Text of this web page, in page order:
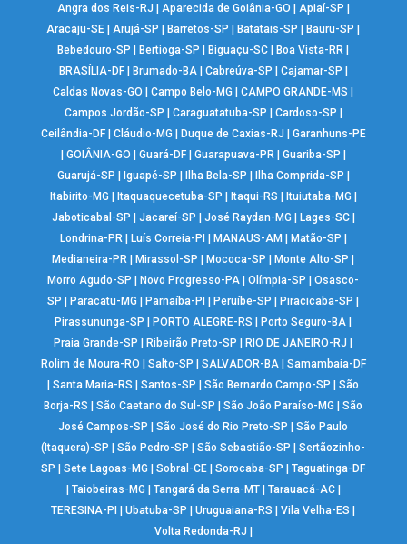
Angra dos Reis-RJ | Aparecida de Goiânia-GO | Apiaí-SP |
Aracaju-SE | Arujá-SP |Barretos-SP |Batatais-SP |Bauru-SP |
Bebedouro-SP |Bertioga-SP |Biguaçu-SC |Boa Vista-RR |
BRASÍLIA-DF| Brumado-BA| Cabreúva-SP | Cajamar-SP |
Caldas Novas-GO |Campo Belo-MG |CAMPO GRANDE-MS |
Campos Jordão-SP | Caraguatatuba-SP | Cardoso-SP |
Ceilândia-DF| Cláudio-MG | Duque de Caxias-RJ | Garanhuns-PE
| GOIÂNIA-GO | Guará-DF| Guarapuava-PR | Guariba-SP |
Guarujá-SP | Iguapé-SP | Ilha Bela-SP | Ilha Comprida-SP |
Itabirito-MG | Itaquaquecetuba-SP | Itaqui-RS | Ituiutaba-MG |
Jaboticabal-SP | Jacareí-SP | José Raydan-MG | Lages-SC|
Londrina-PR | Luís Correia-PI | MANAUS-AM | Matão-SP |
Medianeira-PR |Mirassol-SP |Mococa-SP |Monte Alto-SP |
Morro Agudo-SP |Novo Progresso-PA |Olímpia-SP |Osasco-
SP |Paracatu-MG |Parnaíba-PI |Peruíbe-SP |Piracicaba-SP |
Pirassununga-SP |PORTO ALEGRE-RS |Porto Seguro-BA |
Praia Grande-SP |Ribeirão Preto-SP |RIO DE JANEIRO-RJ |
Rolim de Moura-RO | Salto-SP | SALVADOR-BA| Samambaia-DF
|Santa Maria-RS |Santos-SP |São Bernardo Campo-SP |São
Borja-RS |São Caetano do Sul-SP |São João Paraíso-MG |São
José Campos-SP |São José do Rio Preto-SP |São Paulo
(Itaquera)-SP |São Pedro-SP |São Sebastião-SP |Sertãozinho-
SP |Sete Lagoas-MG |Sobral-CE |Sorocaba-SP |Taguatinga-DF
| Taiobeiras-MG | Tangará da Serra-MT| Tarauacá-AC|
TERESINA-PI |Ubatuba-SP |Uruguaiana-RS |Vila Velha-ES |
Volta Redonda-RJ |